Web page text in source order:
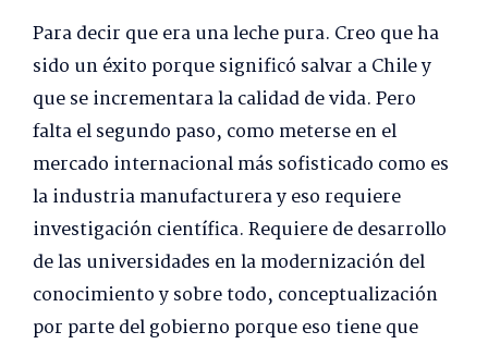
Para decir que era una leche pura. Creo que ha
sido un éxito porque significó salvar a Chile y
que se incrementara la calidad de vida. Pero
falta el segundo paso, como meterse en el
mercado internacional más sofisticado como es
la industria manufacturera y eso requiere
investigación científica. Requiere de desarrollo
de las universidades en la modernización del
conocimiento y sobre todo, conceptualización
por parte del gobierno porque eso tiene que